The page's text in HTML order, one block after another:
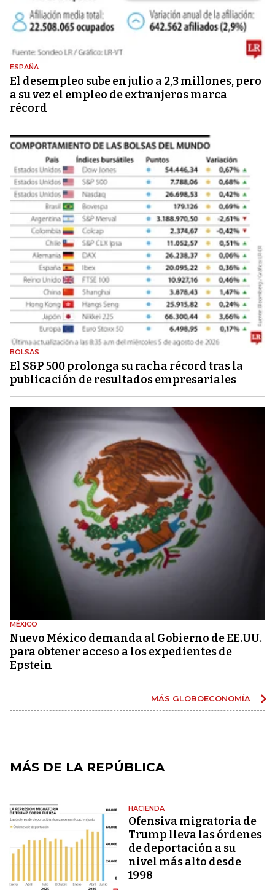
ESPAÑA
El desempleo sube en julio a 2,3 millones, pero
a su vez el empleo de extranjeros marca
récord
BOLSAS
El S&P 500 prolonga su racha récord tras la
publicación de resultados empresariales
MÉXICO
Nuevo México demanda al Gobierno de EE.UU.
para obtener acceso a los expedientes de
Epstein
MÁS GLOBOECONOMÍA
MÁS DE LA REPÚBLICA
HACIENDA
Ofensiva migratoria de
Trump lleva las órdenes
de deportación a su
nivel más alto desde
1998